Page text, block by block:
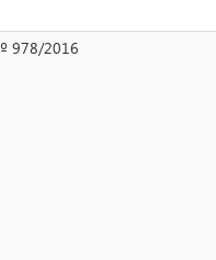
978/2016